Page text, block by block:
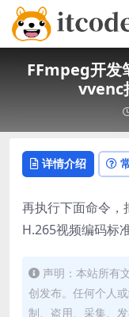
FFmpeg开发
vvenc
详情介绍
再执行下面命令，
H.265视频编码标
声明：本站所有
创发布。任何个人
制、盗用、采集、